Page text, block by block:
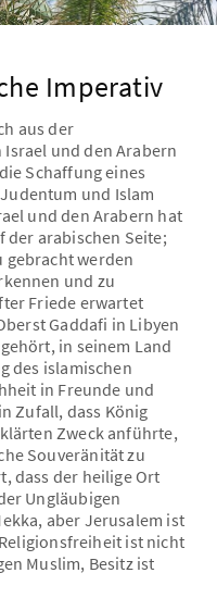
Imperativ
aus der
und den Arabern
Schaffung eines
und Islam
und den Arabern hat
der arabischen Seite;
gebracht werden
und zu
Friede erwartet
Gaddafi in Libyen
in seinem Land
des islamischen
in Freunde und
Zufall, dass König
Zweck anführte,
Souveränität zu
dass der heilige Ort
Ungläubigen
aber Jerusalem ist
ist nicht
Muslim, Besitz ist